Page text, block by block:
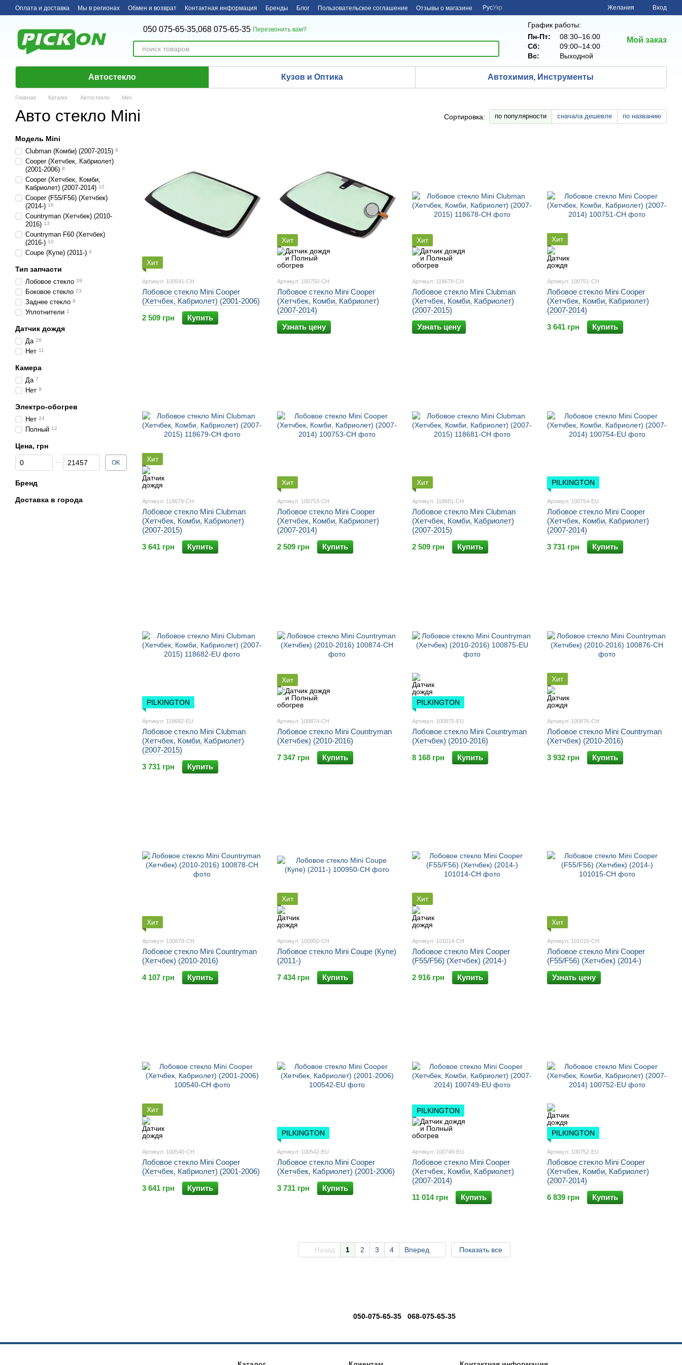
Перейти к основному контенту
Оплата и доставка Мы в регионах Обмен и возврат Контактная информация Бренды Блог Пользовательское соглашение Отзывы о магазине РусУкр Желания Вход
050 075-65-35,068 075-65-35 Перезвонить вам?
График работы:
Пн-Пт:
08:30–16:00
Сб:
09:00–14:00
Вс:
Выходной
Мой заказ
Автостекло Кузов и Оптика Автохимия, Инструменты
Главная Каталог Автостекло Mini
Авто стекло Mini Сортировка: по популярности сначала дешевле по названию
050-075-65-35 068-075-65-35
Хит
Артикул: 100541-CH
Лобовое стекло Mini Cooper
(Хетчбек, Кабриолет) (2001-2006)
2 509 грн
Купить
Хит
Артикул: 100750-CH
Лобовое стекло Mini Cooper
(Хетчбек, Комби, Кабриолет)
(2007-2014)
Узнать цену
Хит
Артикул: 118678-CH
Лобовое стекло Mini Clubman
(Хетчбек, Комби, Кабриолет)
(2007-2015)
Узнать цену
Хит
Артикул: 100751-CH
Лобовое стекло Mini Cooper
(Хетчбек, Комби, Кабриолет)
(2007-2014)
3 641 грн
Купить
Хит
Артикул: 118679-CH
Лобовое стекло Mini Clubman
(Хетчбек, Комби, Кабриолет)
(2007-2015)
3 641 грн
Купить
Хит
Артикул: 100753-CH
Лобовое стекло Mini Cooper
(Хетчбек, Комби, Кабриолет)
(2007-2014)
2 509 грн
Купить
Хит
Артикул: 118681-CH
Лобовое стекло Mini Clubman
(Хетчбек, Комби, Кабриолет)
(2007-2015)
2 509 грн
Купить
PILKINGTON
Артикул: 100754-EU
Лобовое стекло Mini Cooper
(Хетчбек, Комби, Кабриолет)
(2007-2014)
3 731 грн
Купить
PILKINGTON
Артикул: 118682-EU
Лобовое стекло Mini Clubman
(Хетчбек, Комби, Кабриолет)
(2007-2015)
3 731 грн
Купить
Хит
Артикул: 100874-CH
Лобовое стекло Mini Countryman
(Хетчбек) (2010-2016)
7 347 грн
Купить
PILKINGTON
Артикул: 100875-EU
Лобовое стекло Mini Countryman
(Хетчбек) (2010-2016)
8 168 грн
Купить
Хит
Артикул: 100876-CH
Лобовое стекло Mini Countryman
(Хетчбек) (2010-2016)
3 932 грн
Купить
Хит
Артикул: 100878-CH
Лобовое стекло Mini Countryman
(Хетчбек) (2010-2016)
4 107 грн
Купить
Хит
Артикул: 100950-CH
Лобовое стекло Mini Coupe (Купе)
(2011-)
7 434 грн
Купить
Хит
Артикул: 101014-CH
Лобовое стекло Mini Cooper
(F55/F56) (Хетчбек) (2014-)
2 916 грн
Купить
Хит
Артикул: 101015-CH
Лобовое стекло Mini Cooper
(F55/F56) (Хетчбек) (2014-)
Узнать цену
Хит
Артикул: 100540-CH
Лобовое стекло Mini Cooper
(Хетчбек, Кабриолет) (2001-2006)
3 641 грн
Купить
PILKINGTON
Артикул: 100542-EU
Лобовое стекло Mini Cooper
(Хетчбек, Кабриолет) (2001-2006)
3 731 грн
Купить
PILKINGTON
Артикул: 100749-EU
Лобовое стекло Mini Cooper
(Хетчбек, Комби, Кабриолет)
(2007-2014)
11 014 грн
Купить
PILKINGTON
Артикул: 100752-EU
Лобовое стекло Mini Cooper
(Хетчбек, Комби, Кабриолет)
(2007-2014)
6 839 грн
Купить
Назад 1 2 3 4 Вперед Показать все
Модель Mini
Clubman (Комби) (2007-2015) 8
Cooper (Хетчбек, Кабриолет)
(2001-2006) 8
Cooper (Хетчбек, Комби,
Кабриолет) (2007-2014) 12
Cooper (F55/F56) (Хетчбек)
(2014-) 16
Countryman (Хетчбек) (2010-
2016) 13
Countryman F60 (Хетчбек)
(2016-) 10
Coupe (Купе) (2011-) 4
Тип запчасти
Лобовое стекло 39
Боковое стекло 23
Заднее стекло 8
Уплотнители 1
Датчик дождя
Да 28
Нет 11
Камера
Да 7
Нет 9
Электро-обогрев
Нет 24
Полный 12
Цена, грн
От Цена, грн
До Цена, грн OK
Бренд
Доставка в города